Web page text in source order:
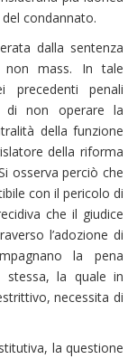
condannato.
dalla sentenza
non mass. In tale
precedenti penali
di non operare la
della funzione
della riforma
osserva perciò che
con il pericolo di
che il giudice
l’adozione di
la pena
stessa, la quale in
necessita di
la questione